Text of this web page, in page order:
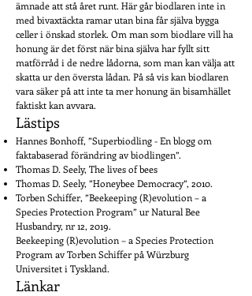
ämnade att stå året runt. Här går biodlaren inte in
med bivaxtäckta ramar utan bina får själva bygga
celler i önskad storlek. Om man som biodlare vill ha
honung är det först när bina själva har fyllt sitt
matförråd i de nedre lådorna, som man kan välja att
skatta ur den översta lådan. På så vis kan biodlaren
vara säker på att inte ta mer honung än bisamhället
faktiskt kan avvara.
Lästips
Hannes Bonhoff, ”Superbiodling - En blogg om
faktabaserad förändring av biodlingen”.
Thomas D. Seely, The lives of bees
Thomas D. Seely, ”Honeybee Democracy”, 2010.
Torben Schiffer, ”Beekeeping (R)evolution – a
Species Protection Program” ur Natural Bee
Husbandry, nr 12, 2019.
Beekeeping (R)evolution – a Species Protection
Program av Torben Schiffer på Würzburg
Universitet i Tyskland.
Länkar